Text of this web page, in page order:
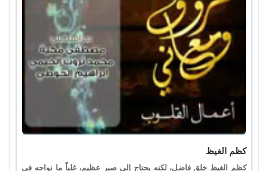
كظم الغيظ
كظم الغيظ خلق فاضل، لكنه يحتاج إلى صبر عظيم، غلباً ما نواجه في